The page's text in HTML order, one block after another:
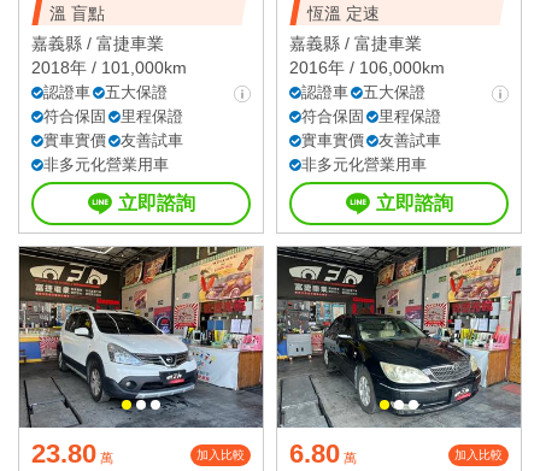
溫 盲點
嘉義縣 / 富捷車業
2018年 / 101,000km
認證車
五大保證
符合保固
里程保證
實車實價
友善試車
非多元化營業用車
立即諮詢
恆溫 定速
嘉義縣 / 富捷車業
2016年 / 106,000km
認證車
五大保證
符合保固
里程保證
實車實價
友善試車
非多元化營業用車
立即諮詢
23.80 萬 加入比較 6.80 萬 加入比較